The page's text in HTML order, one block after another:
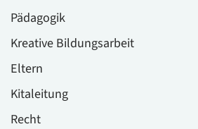
Pädagogik
Kreative Bildungsarbeit
Eltern
Kitaleitung
Recht